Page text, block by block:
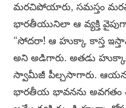
మరచిపోయారు, సమస్తం
భారతీయునిలా ఆ వ్యక్తి
“సోదరా! ఆ హుక్కా కాస్త
అని అడిగారు. అతడు
స్వామీజీ పీల్చసాగారు.
భారతీయ భావనను అవగతం